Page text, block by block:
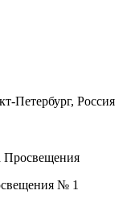
Петербург, Россия
Просвещения